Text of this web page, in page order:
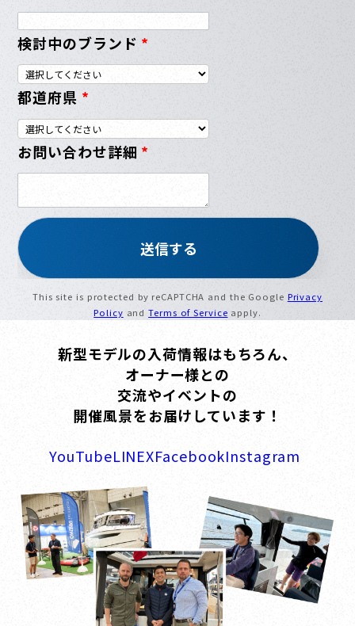
検討中のブランド *
都道府県 *
お問い合わせ詳細 *
This site is protected by reCAPTCHA and the Google Privacy
Policy andTerms of Service apply.
新型モデルの入荷情報はもちろん、
オーナー様との
交流やイベントの
開催風景をお届けしています！
YouTubeLINEXFacebookInstagram